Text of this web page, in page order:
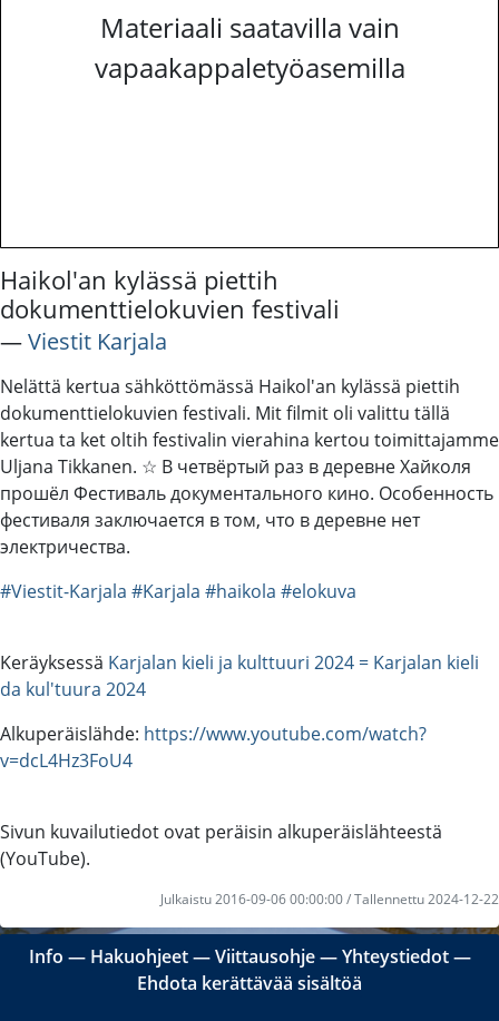
Materiaali saatavilla vain
vapaakappaletyöasemilla
Haikol'an kylässä piettih
dokumenttielokuvien festivali
―Viestit Karjala
Nelättä kertua sähköttömässä Haikol'an kylässä piettih
dokumenttielokuvien festivali. Mit filmit oli valittu tällä
kertua ta ket oltih festivalin vierahina kertou toimittajamme
Uljana Tikkanen. ☆ В четвёртый раз в деревне Хайколя
прошёл Фестиваль документального кино. Особенность
фестиваля заключается в том, что в деревне нет
электричества.
#Viestit-Karjala #Karjala #haikola #elokuva
Keräyksessä Karjalan kieli ja kulttuuri 2024 = Karjalan kieli
da kul'tuura 2024
Alkuperäislähde: https://www.youtube.com/watch?
v=dcL4Hz3FoU4
Sivun kuvailutiedot ovat peräisin alkuperäislähteestä
(YouTube).
Julkaistu 2016-09-06 00:00:00 / Tallennettu 2024-12-22
Info ― Hakuohjeet―Viittausohje―Yhteystiedot―
Ehdota kerättävää sisältöä